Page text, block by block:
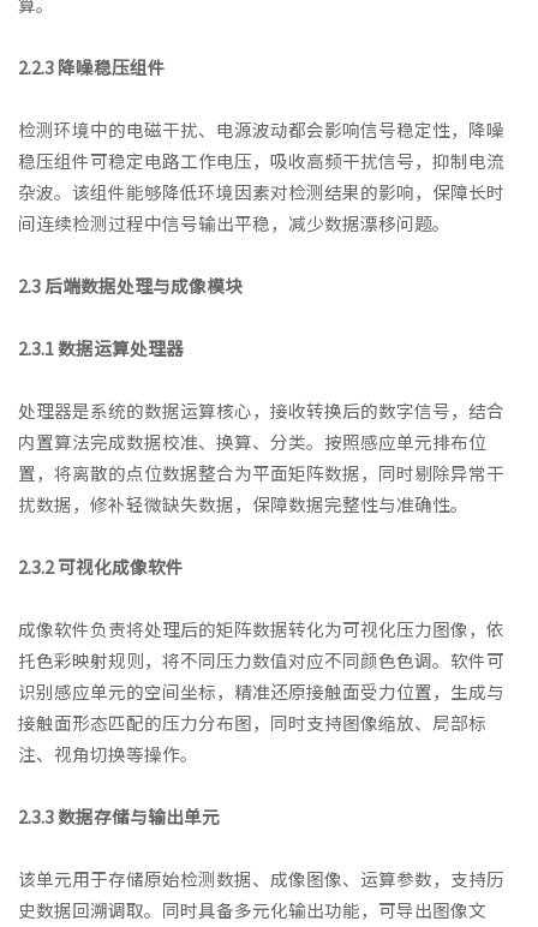
2.2.3 降噪稳压组件
检测环境中的电磁干扰、电源波动都会影响信号稳定性，降噪
稳压组件可稳定电路工作电压，吸收高频干扰信号，抑制电流
杂波。该组件能够降低环境因素对检测结果的影响，保障长时
间连续检测过程中信号输出平稳，减少数据漂移问题。
2.3 后端数据处理与成像模块
2.3.1 数据运算处理器
处理器是系统的数据运算核心，接收转换后的数字信号，结合
内置算法完成数据校准、换算、分类。按照感应单元排布位
置，将离散的点位数据整合为平面矩阵数据，同时剔除异常干
扰数据，修补轻微缺失数据，保障数据完整性与准确性。
2.3.2 可视化成像软件
成像软件负责将处理后的矩阵数据转化为可视化压力图像，依
托色彩映射规则，将不同压力数值对应不同颜色色调。软件可
识别感应单元的空间坐标，精准还原接触面受力位置，生成与
接触面形态匹配的压力分布图，同时支持图像缩放、局部标
注、视角切换等操作。
2.3.3 数据存储与输出单元
该单元用于存储原始检测数据、成像图像、运算参数，支持历
史数据回溯调取。同时具备多元化输出功能，可导出图像文